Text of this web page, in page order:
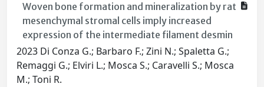
Woven bone formation and mineralization by rat
mesenchymal stromal cells imply increased
expression of the intermediate filament desmin
2023 Di Conza G.; Barbaro F.; Zini N.; Spaletta G.;
Remaggi G.; Elviri L.; Mosca S.; Caravelli S.; Mosca
M.; Toni R.